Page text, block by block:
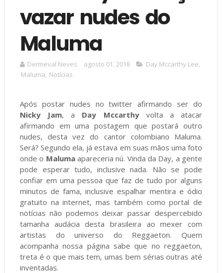
vazar nudes do
Maluma
Dermeval Neves agosto 01, 2018 Day Mccarthy Lee,
Maluma, Notícias
Após postar nudes no twitter afirmando ser do
Nicky Jam, a Day Mccarthyvolta a atacar
afirmando em uma postagem que postará outro
nudes, desta vez do cantor colombiano Maluma.
Será? Segundo ela, já estava em suas mãos uma foto
onde o Malumaapareceria nú. Vinda da Day, a gente
pode esperar tudo, inclusive nada. Não se pode
confiar em uma pessoa que faz de tudo por alguns
minutos de fama, inclusive espalhar mentira e ódio
gratuito na internet, mas também como portal de
notícias não podemos deixar passar despercebido
tamanha audácia desta brasileira ao mexer com
artistas do universo do Reggaeton. Quem
acompanha nossa página sabe que no reggaeton,
treta é o que mais tem, umas bem sérias outras até
inventadas.